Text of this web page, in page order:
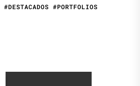
#DESTACADOS #PORTFOLIOS